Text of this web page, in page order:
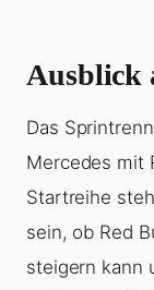
Ausblick
Das
Mercedes mit
Startreihe
sein, ob Red
steigern kann